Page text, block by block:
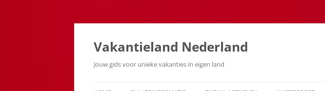
Ga
inhoud
Vakantieland Nederland
Jouw gids voor unieke vakanties in eigen land